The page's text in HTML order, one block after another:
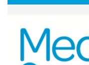
08 juillet 2026 - 11:18
L’arthrodèse sacro-
risque de PTH
07 juillet 2026 - 09:47